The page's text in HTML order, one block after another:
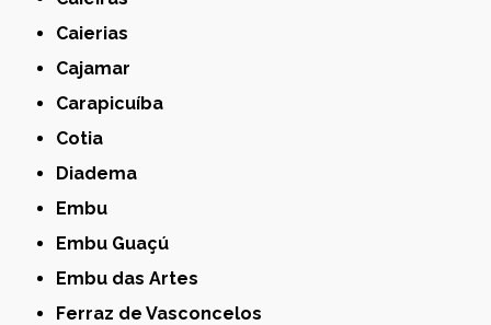
Caierias
Cajamar
Carapicuíba
Cotia
Diadema
Embu
Embu Guaçú
Embu das Artes
Ferraz de Vasconcelos